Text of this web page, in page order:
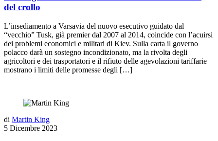
del crollo
L’insediamento a Varsavia del nuovo esecutivo guidato dal
“vecchio” Tusk, già premier dal 2007 al 2014, coincide con l’acuirsi
dei problemi economici e militari di Kiev. Sulla carta il governo
polacco darà un sostegno incondizionato, ma la rivolta degli
agricoltori e dei trasportatori e il rifiuto delle agevolazioni tariffarie
mostrano i limiti delle promesse degli […]
di Martin King
5 Dicembre 2023